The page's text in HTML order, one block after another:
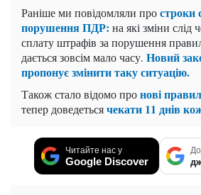
Раніше ми повідомляли простроки
порушення ПДР: на які зміни слід
сплату штрафів за порушення
дається зовсім мало часу. Новий
пропонує змінити таку ситуацію.
Також стало відомо пронові
тепер доведетьсячекати 11 днів
Читайте нас у
Google Discover